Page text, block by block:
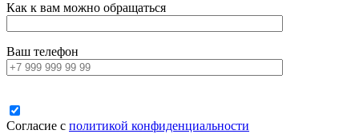
Как к вам можно обращаться
Ваш телефон
Согласие с политикой конфиденциальности